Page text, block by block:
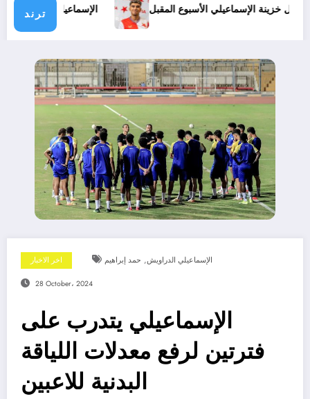
ترند
الإسماعيلي تدخل خزينة الإسماعيلي الأسبوع المقبل
اخر الاخبار الإسماعيلي الدراويش, حمد إبراهيم
28 October، 2024
الإسماعيلي يتدرب على
فترتين لرفع معدلات اللياقة
البدنية للاعبين